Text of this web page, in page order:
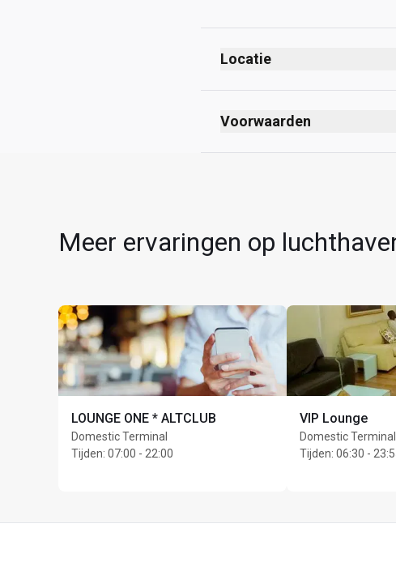
Locatie
Voorwaarden
Meer ervaringen op
LOUNGE ONE * ALTCLUB
Domestic Terminal
Tijden: 07:00 - 22:00
VIP Lounge
Domestic Terminal
Tijden: 06:30 -